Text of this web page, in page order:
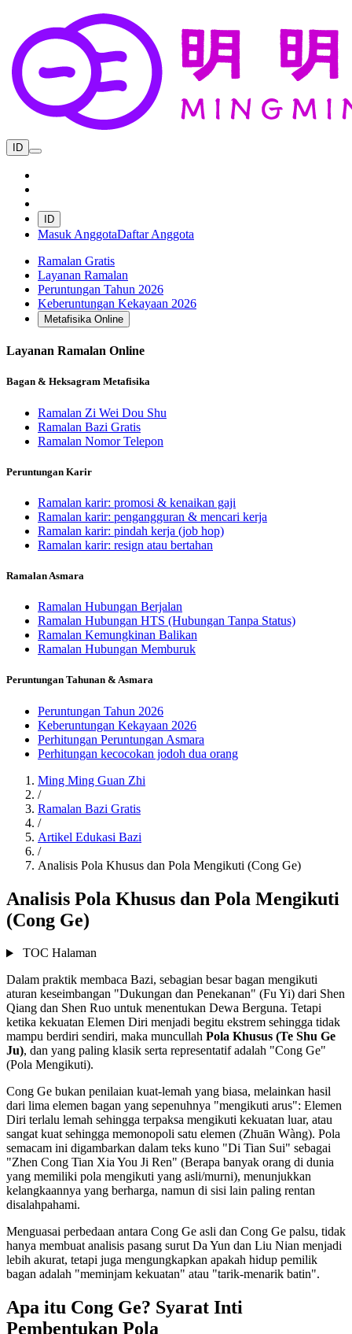
ID
ID
Masuk AnggotaDaftar Anggota
Ramalan Gratis
Layanan Ramalan
Peruntungan Tahun 2026
Keberuntungan Kekayaan 2026
Metafisika Online
Layanan Ramalan Online
Bagan & Heksagram Metafisika
Ramalan Zi Wei Dou Shu
Ramalan Bazi Gratis
Ramalan Nomor Telepon
Peruntungan Karir
Ramalan karir: promosi & kenaikan gaji
Ramalan karir: pengangguran & mencari kerja
Ramalan karir: pindah kerja (job hop)
Ramalan karir: resign atau bertahan
Ramalan Asmara
Ramalan Hubungan Berjalan
Ramalan Hubungan HTS (Hubungan Tanpa Status)
Ramalan Kemungkinan Balikan
Ramalan Hubungan Memburuk
Peruntungan Tahunan & Asmara
Peruntungan Tahun 2026
Keberuntungan Kekayaan 2026
Perhitungan Peruntungan Asmara
Perhitungan kecocokan jodoh dua orang
Ming Ming Guan Zhi
/
Ramalan Bazi Gratis
/
Artikel Edukasi Bazi
/
Analisis Pola Khusus dan Pola Mengikuti (Cong Ge)
Analisis Pola Khusus dan Pola Mengikuti
(Cong Ge)
TOC Halaman
Dalam praktik membaca Bazi, sebagian besar bagan mengikuti
aturan keseimbangan "Dukungan dan Penekanan" (Fu Yi) dari Shen
Qiang dan Shen Ruo untuk menentukan Dewa Berguna. Tetapi
ketika kekuatan Elemen Diri menjadi begitu ekstrem sehingga tidak
mampu berdiri sendiri, maka muncullah Pola Khusus (Te Shu Ge
Ju), dan yang paling klasik serta representatif adalah "Cong Ge"
(Pola Mengikuti).
Cong Ge bukan penilaian kuat-lemah yang biasa, melainkan hasil
dari lima elemen bagan yang sepenuhnya "mengikuti arus": Elemen
Diri terlalu lemah sehingga terpaksa mengikuti kekuatan luar, atau
sangat kuat sehingga memonopoli satu elemen (Zhuān Wàng). Pola
semacam ini digambarkan dalam teks kuno "Di Tian Sui" sebagai
"Zhen Cong Tian Xia You Ji Ren" (Berapa banyak orang di dunia
yang memiliki pola mengikuti yang asli/murni), menunjukkan
kelangkaannya yang berharga, namun di sisi lain paling rentan
disalahpahami.
Menguasai perbedaan antara Cong Ge asli dan Cong Ge palsu, tidak
hanya membuat analisis pasang surut Da Yun dan Liu Nian menjadi
lebih akurat, tetapi juga mengungkapkan apakah hidup pemilik
bagan adalah "meminjam kekuatan" atau "tarik-menarik batin".
Apa itu Cong Ge? Syarat Inti
Pembentukan Pola